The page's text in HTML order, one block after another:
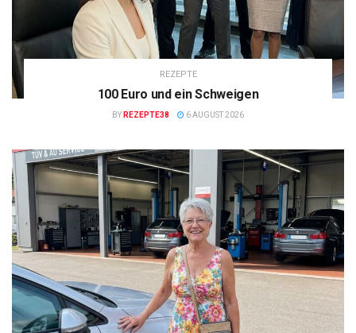
REZEPTE
100 Euro und ein Schweigen
BY REZEPTE38 6 AUGUST 2026